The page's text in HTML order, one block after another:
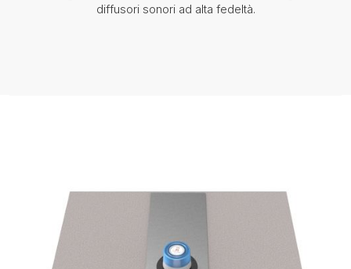
diffusori sonori ad alta fedeltà.